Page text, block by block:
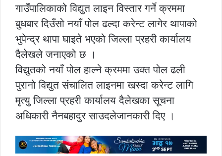
गाउँपालिकाको विद्युत लाइन विस्तार गर्ने क्रममा
बुधबार दिउँसो नयाँ पोल ढल्दा करेन्ट लागेर थापाको
भुपेन्द्र थापा घाइते भएको जिल्ला प्रहरी कार्यालय
दैलेखले जनाएको छ ।
विद्युतको नयाँ पोल हाल्ने क्रममा उक्त पोल ढली
पुरानो विद्युत संचालित लाइनमा खस्दा करेन्ट लागि
मृत्यु जिल्ला प्रहरी कार्यालय दैलेखका सूचना
अधिकारी नैनबहादुर साउदलेजानकारी दिए ।